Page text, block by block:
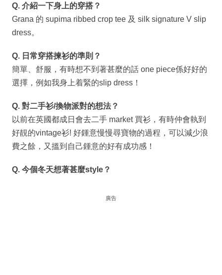
Q. 介紹一下身上的穿搭？
Grana 的 supima ribbed crop tee 及 silk signature V slip
dress。
Q. 日常穿搭揀衫的準則？
簡單、舒服，有時想不到著甚麼的話 one piece係好好的
選擇，例如我身上着緊的slip dress！
Q. 對二手衫/換物派對的想法？
以前在英國都成日會去二手 market 買衫，有時仲會執到
好靚的vintage衫! 好鍾意慢慢尋寶物的過程，可以減少浪
費之餘，又搵到自己鍾意的好有成功感！
Q. 今個冬天想著甚麼style？
廣告